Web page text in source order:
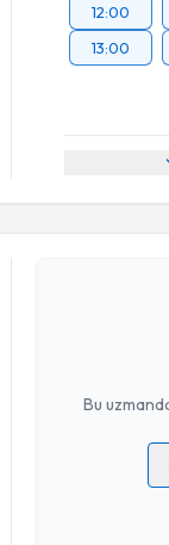
12:00
13:00
Bu
Randevu
Kişisel